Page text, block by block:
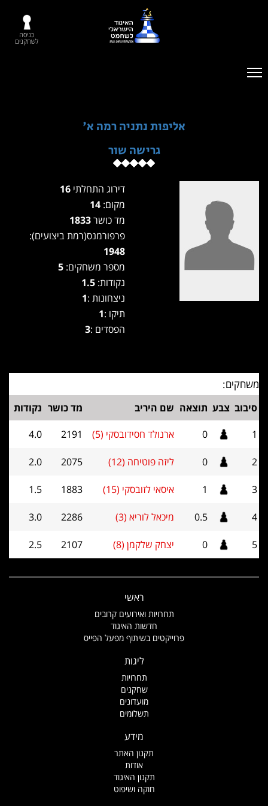
כניסה
לשחקנים
אליפות נתניה רמה א'
גרישה שור
דירוג התחלתי
מקום:
מד כושר
פרפורמנס(רמת ביצועים):
1948
מספר משחקים:
נקודות: 1.5
ניצחונות :1
תיקו :1
הפסדים :3
משחקים:
סיבוב צבע תוצאה שם היריב מד כושר נקודות
1
0 ארנולד חסידובסקי (5) 2191
4.0
2
0 ליזה פוטיחה (12) 2075
2.0
3
1 איסאי לזובסקי (15) 1883
1.5
4
0.5 מיכאל לוריא (3) 2286
3.0
5
0 יצחק שלקמן (8) 2107
2.5
ראשי
תחרויות ואירועים קרובים
חדשות האיגוד
פרוייקטים בשיתוף מפעל הפייס
ליגות
תחרויות
שחקנים
מועדונים
תשלומים
מידע
תקנון האתר
אודות
תקנון האיגוד
חוקה ושיפוט